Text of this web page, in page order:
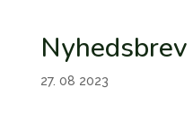
27. 08 2023